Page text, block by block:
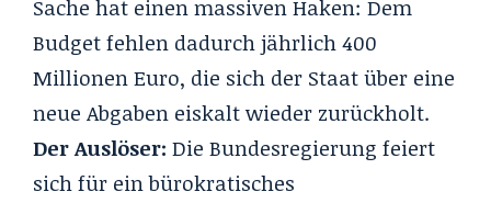
Sache hat einen massiven Haken: Dem
Budget fehlen dadurch jährlich 400
Millionen Euro, die sich der Staat über eine
neue Abgaben eiskalt wieder zurückholt.
Der Auslöser: Die Bundesregierung feiert
sich für ein bürokratisches